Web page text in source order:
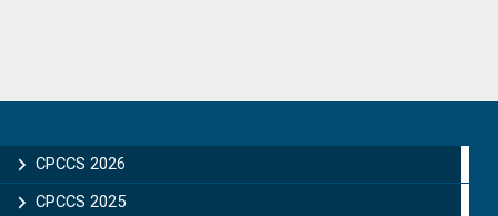
Sidebar
CPCCS 2026
CPCCS 2025